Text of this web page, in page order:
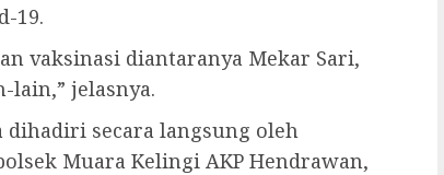
19.
vaksinasi diantaranya Mekar Sari,
lain,” jelasnya.
dihadiri secara langsung oleh
Muara Kelingi AKP Hendrawan,